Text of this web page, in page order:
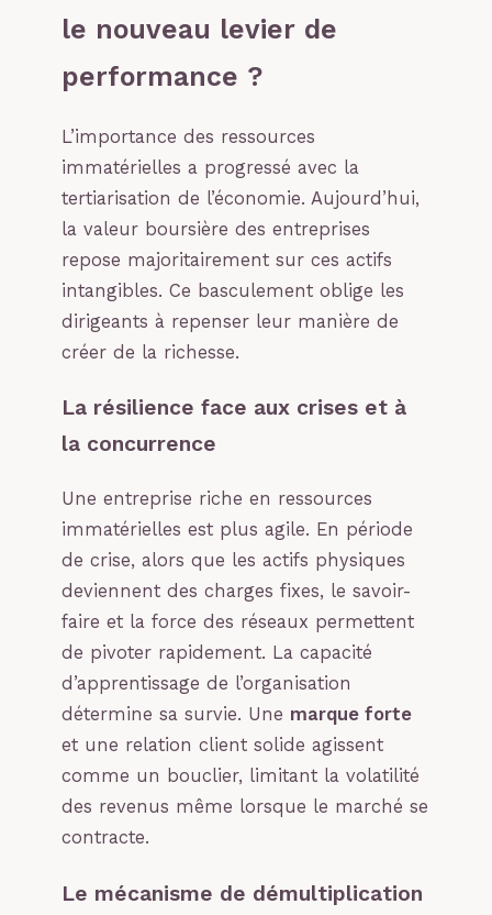
le nouveau levier de
performance ?
L’importance des ressources
immatérielles a progressé avec la
tertiarisation de l’économie. Aujourd’hui,
la valeur boursière des entreprises
repose majoritairement sur ces actifs
intangibles. Ce basculement oblige les
dirigeants à repenser leur manière de
créer de la richesse.
La résilience face aux crises et à
la concurrence
Une entreprise riche en ressources
immatérielles est plus agile. En période
de crise, alors que les actifs physiques
deviennent des charges fixes, le savoir-
faire et la force des réseaux permettent
de pivoter rapidement. La capacité
d’apprentissage de l’organisation
détermine sa survie. Une marque forte
et une relation client solide agissent
comme un bouclier, limitant la volatilité
des revenus même lorsque le marché se
contracte.
Le mécanisme de démultiplication